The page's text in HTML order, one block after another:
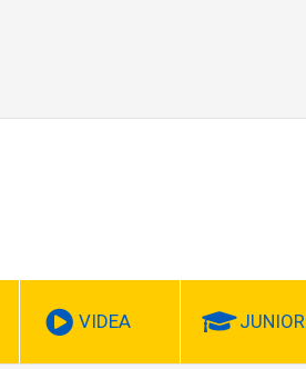
VIDEA JUNIOR